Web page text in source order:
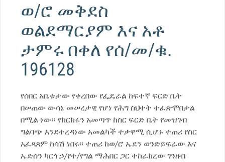
ወ/ሮ መቅደስ
ወልደማርያም እና አቶ
ታምሩ በቀለ የሰ/መ/ቁ.
196128
የሰበር አቤቱታው የቀረበው የፌዴራል ከፍተኛ ፍርድ ቤት
በሠጠው ውሳኔ መሠረታዊ የሆነ የሕግ ስህተት ተፈጽሞበታል
በሚል ነው፡፡ የክርክሩን አመጣጥ ከስር ፍርድ ቤት የመዝገብ
ግልባጭ እንደተረዳነው አመልካች ተቃዋሚ ሲሆኑ ተጠሪ የስር
አፈጻጸም ከሳሽ ነበሩ፡፡ ተጠሪ ከወ/ሮ ኤደን ወንድይፍራው እና
ኤድሰን ካርጎ ኃ/የተ/የግል ማሕበር ጋር ተከራክረው ገንዘብ